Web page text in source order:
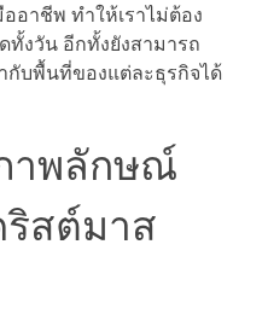
อาชีพ ทำให้เราไม่ต้อง
ทั้งวัน อีกทั้งยังสามารถ
กับพื้นที่ของแต่ละธุรกิจได้
าพลักษณ์
สต์มาส